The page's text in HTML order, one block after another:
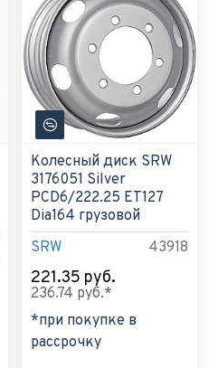
SRW 43918
Колесный диск SRW
3176051 Silver
PCD6/222.25 ET127
Dia164 грузовой
221.35 руб.
236.74 руб.*
*при покупке в
рассрочку